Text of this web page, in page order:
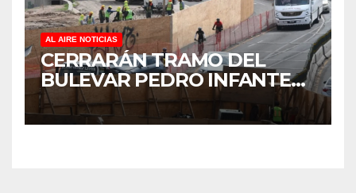
AL AIRE NOTICIAS
CERRARÁN TRAMO DEL
BULEVAR PEDRO INFANTE
PARA ACELERAR OBRAS
ANTES DEL REGRESO A